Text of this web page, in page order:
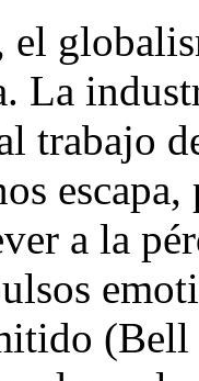
el
La
trabajo
a la